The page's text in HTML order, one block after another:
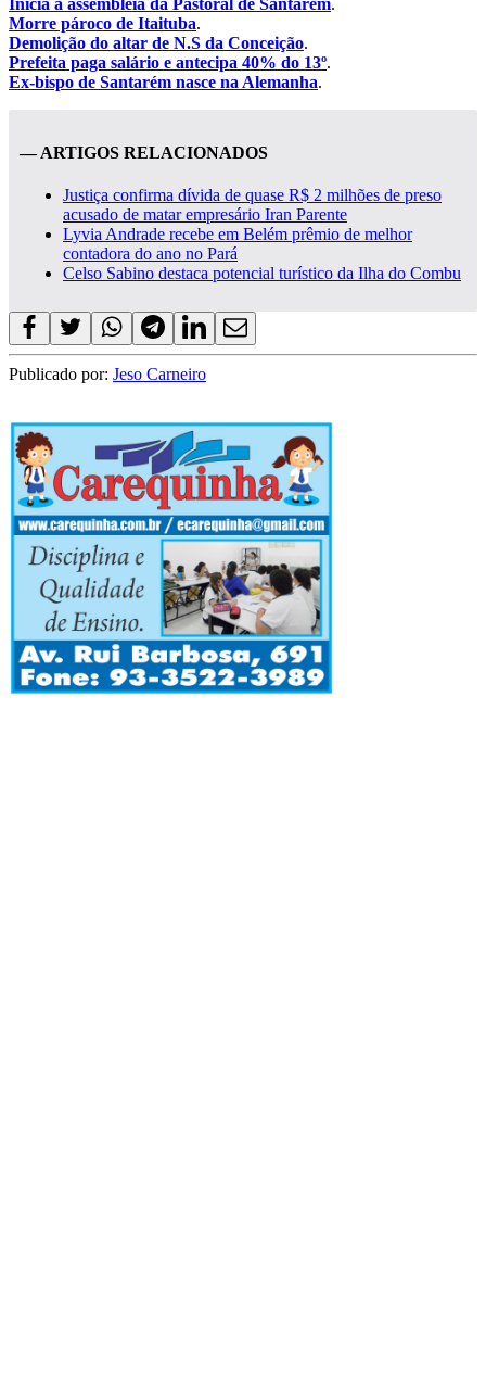
Morre pároco de Itaituba.
Demolição do altar de N.S da Conceição.
Prefeita paga salário e antecipa 40% do 13º.
Ex-bispo de Santarém nasce na Alemanha.
— ARTIGOS RELACIONADOS
Justiça confirma dívida de quase R$ 2 milhões de preso
acusado de matar empresário Iran Parente
Lyvia Andrade recebe em Belém prêmio de melhor
contadora do ano no Pará
Celso Sabino destaca potencial turístico da Ilha do Combu
Publicado por: Jeso Carneiro